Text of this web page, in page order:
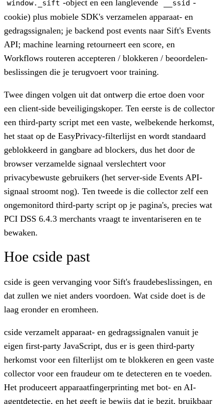
window._sift -object en een langlevende __ssid -
cookie) plus mobiele SDK's verzamelen apparaat- en
gedragssignalen; je backend post events naar Sift's Events
API; machine learning retourneert een score, en
Workflows routeren accepteren / blokkeren / beoordelen-
beslissingen die je terugvoert voor training.
Twee dingen volgen uit dat ontwerp die ertoe doen voor
een client-side beveiligingskoper. Ten eerste is de collector
een third-party script met een vaste, welbekende herkomst,
het staat op de EasyPrivacy-filterlijst en wordt standaard
geblokkeerd in gangbare ad blockers, dus het door de
browser verzamelde signaal verslechtert voor
privacybewuste gebruikers (het server-side Events API-
signaal stroomt nog). Ten tweede is die collector zelf een
ongemonitord third-party script op je pagina's, precies wat
PCI DSS 6.4.3 merchants vraagt te inventariseren en te
bewaken.
Hoe cside past
cside is geen vervanging voor Sift's fraudebeslissingen, en
dat zullen we niet anders voordoen. Wat cside doet is de
laag eronder en eromheen.
cside verzamelt apparaat- en gedragssignalen vanuit je
eigen first-party JavaScript, dus er is geen third-party
herkomst voor een filterlijst om te blokkeren en geen vaste
collector voor een fraudeur om te detecteren en te voeden.
Het produceert apparaatfingerprinting met bot- en AI-
agentdetectie, en het geeft je bewijs dat je bezit, bruikbaar